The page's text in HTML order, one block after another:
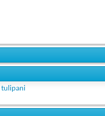
tulipani